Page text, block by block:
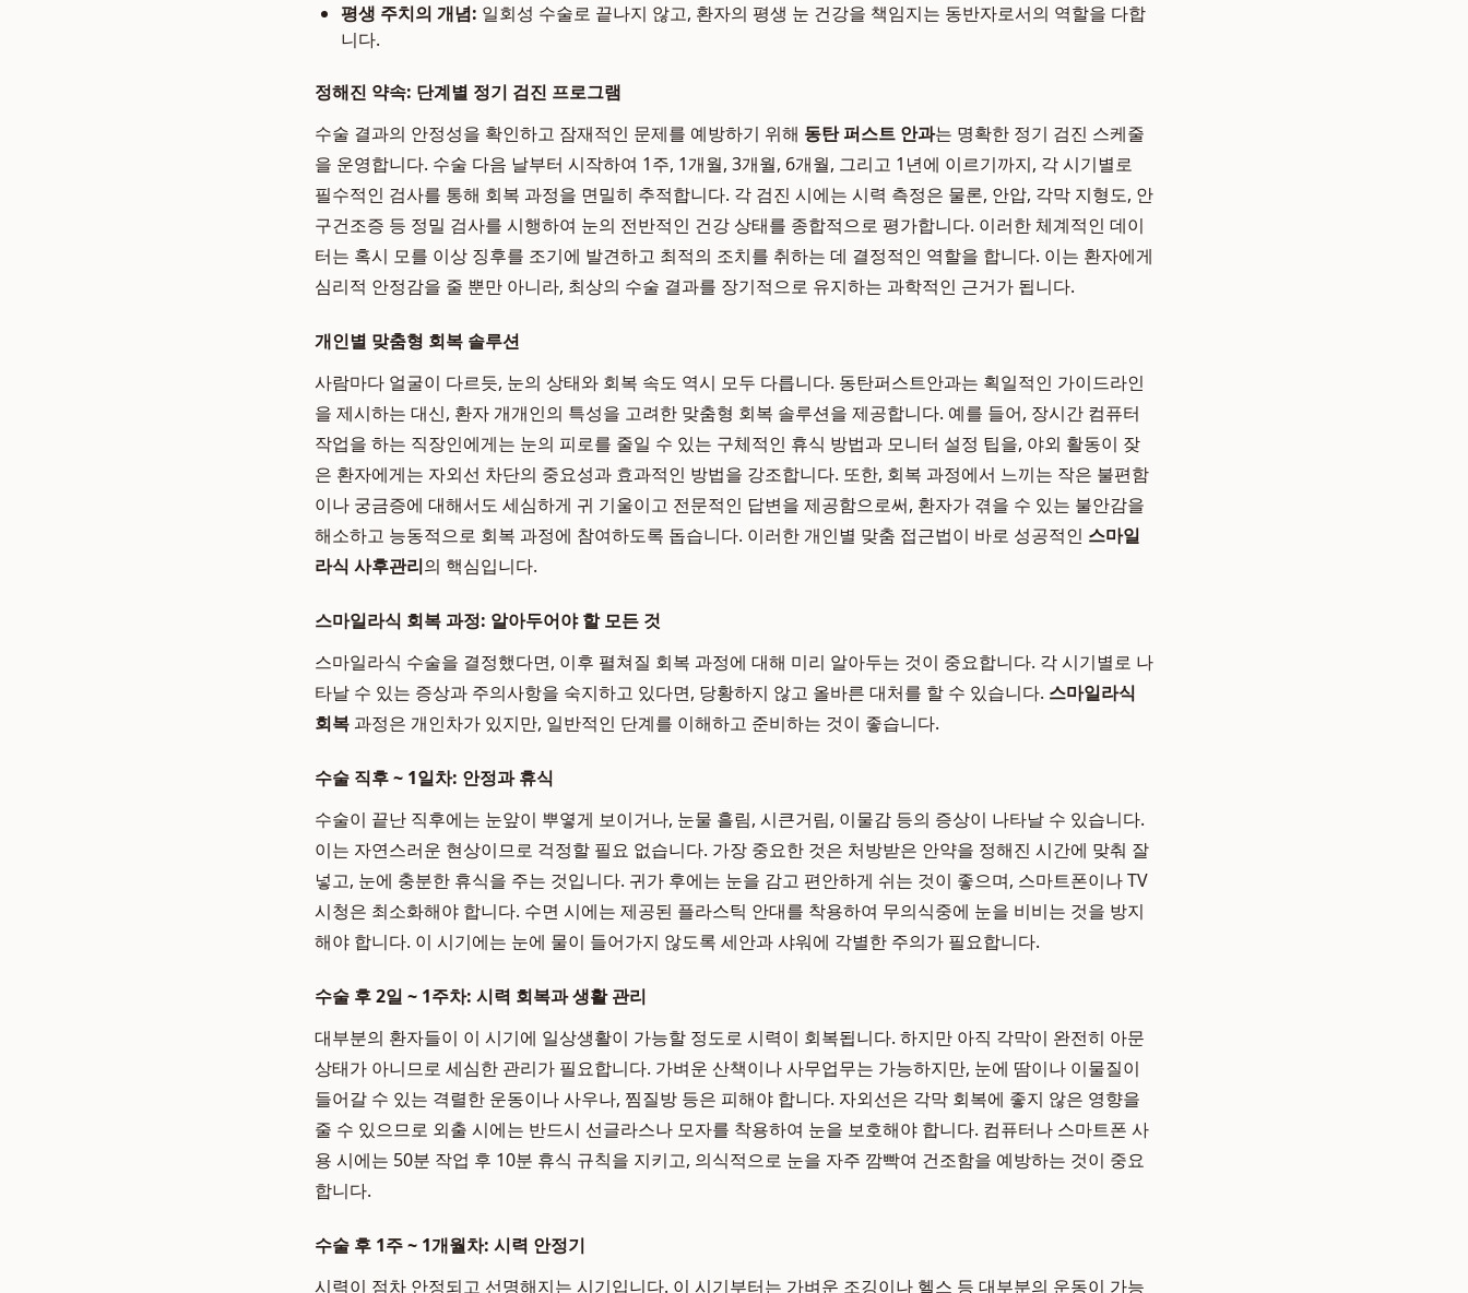
평생 주치의 개념: 일회성 수술로 끝나지 않고, 환자의 평생 눈 건강을 책임지는 동반자로서의 역할을 다합
니다.
정해진 약속: 단계별 정기 검진 프로그램
수술 결과의 안정성을 확인하고 잠재적인 문제를 예방하기 위해 동탄 퍼스트 안과는 명확한 정기 검진 스케줄
을 운영합니다. 수술 다음 날부터 시작하여 1주, 1개월, 3개월, 6개월, 그리고 1년에 이르기까지, 각 시기별로
필수적인 검사를 통해 회복 과정을 면밀히 추적합니다. 각 검진 시에는 시력 측정은 물론, 안압, 각막 지형도, 안
구건조증 등 정밀 검사를 시행하여 눈의 전반적인 건강 상태를 종합적으로 평가합니다. 이러한 체계적인 데이
터는 혹시 모를 이상 징후를 조기에 발견하고 최적의 조치를 취하는 데 결정적인 역할을 합니다. 이는 환자에게
심리적 안정감을 줄 뿐만 아니라, 최상의 수술 결과를 장기적으로 유지하는 과학적인 근거가 됩니다.
개인별 맞춤형 회복 솔루션
사람마다 얼굴이 다르듯, 눈의 상태와 회복 속도 역시 모두 다릅니다. 동탄퍼스트안과는 획일적인 가이드라인
을 제시하는 대신, 환자 개개인의 특성을 고려한 맞춤형 회복 솔루션을 제공합니다. 예를 들어, 장시간 컴퓨터
작업을 하는 직장인에게는 눈의 피로를 줄일 수 있는 구체적인 휴식 방법과 모니터 설정 팁을, 야외 활동이 잦
은 환자에게는 자외선 차단의 중요성과 효과적인 방법을 강조합니다. 또한, 회복 과정에서 느끼는 작은 불편함
이나 궁금증에 대해서도 세심하게 귀 기울이고 전문적인 답변을 제공함으로써, 환자가 겪을 수 있는 불안감을
해소하고 능동적으로 회복 과정에 참여하도록 돕습니다. 이러한 개인별 맞춤 접근법이 바로 성공적인 스마일
라식 사후관리의 핵심입니다.
스마일라식 회복 과정: 알아두어야 할 모든 것
스마일라식 수술을 결정했다면, 이후 펼쳐질 회복 과정에 대해 미리 알아두는 것이 중요합니다. 각 시기별로 나
타날 수 있는 증상과 주의사항을 숙지하고 있다면, 당황하지 않고 올바른 대처를 할 수 있습니다. 스마일라식
회복 과정은 개인차가 있지만, 일반적인 단계를 이해하고 준비하는 것이 좋습니다.
수술 직후 ~ 1일차: 안정과 휴식
수술이 끝난 직후에는 눈앞이 뿌옇게 보이거나, 눈물 흘림, 시큰거림, 이물감 등의 증상이 나타날 수 있습니다.
이는 자연스러운 현상이므로 걱정할 필요 없습니다. 가장 중요한 것은 처방받은 안약을 정해진 시간에 맞춰 잘
넣고, 눈에 충분한 휴식을 주는 것입니다. 귀가 후에는 눈을 감고 편안하게 쉬는 것이 좋으며, 스마트폰이나 TV
시청은 최소화해야 합니다. 수면 시에는 제공된 플라스틱 안대를 착용하여 무의식중에 눈을 비비는 것을 방지
해야 합니다. 이 시기에는 눈에 물이 들어가지 않도록 세안과 샤워에 각별한 주의가 필요합니다.
수술 후 2일 ~ 1주차: 시력 회복과 생활 관리
대부분의 환자들이 이 시기에 일상생활이 가능할 정도로 시력이 회복됩니다. 하지만 아직 각막이 완전히 아문
상태가 아니므로 세심한 관리가 필요합니다. 가벼운 산책이나 사무업무는 가능하지만, 눈에 땀이나 이물질이
들어갈 수 있는 격렬한 운동이나 사우나, 찜질방 등은 피해야 합니다. 자외선은 각막 회복에 좋지 않은 영향을
줄 수 있으므로 외출 시에는 반드시 선글라스나 모자를 착용하여 눈을 보호해야 합니다. 컴퓨터나 스마트폰 사
용 시에는 50분 작업 후 10분 휴식 규칙을 지키고, 의식적으로 눈을 자주 깜빡여 건조함을 예방하는 것이 중요
합니다.
수술 후 1주 ~ 1개월차: 시력 안정기
시력이 점차 안정되고 선명해지는 시기입니다. 이 시기부터는 가벼운 조깅이나 헬스 등 대부분의 운동이 가능